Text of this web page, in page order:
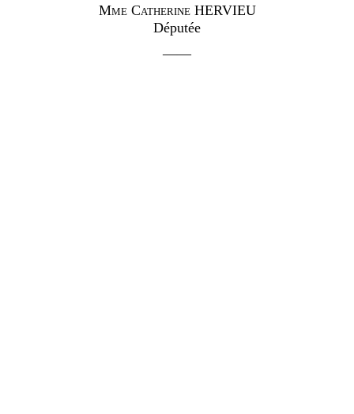
Mme Catherine HERVIEU
Députée
——